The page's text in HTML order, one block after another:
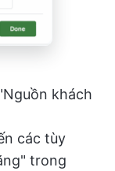
khách
các tùy
trong